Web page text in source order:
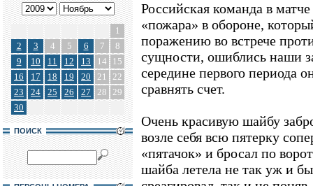
1
2
3 4 5 6 7
8
9
10 11 12 13 14
15
16
17 18 19 20 21
22
23
24 25 26 27 28 29
30
ПОИСК
Российская команда в
«пожара» в обороне,
поражению во встрече
сущности, ошиблись наши
середине первого периода
сравнять счет.
Очень красивую шайбу
возле себя всю пятерку
«пятачок» и бросал по
шайба летела не так уж и